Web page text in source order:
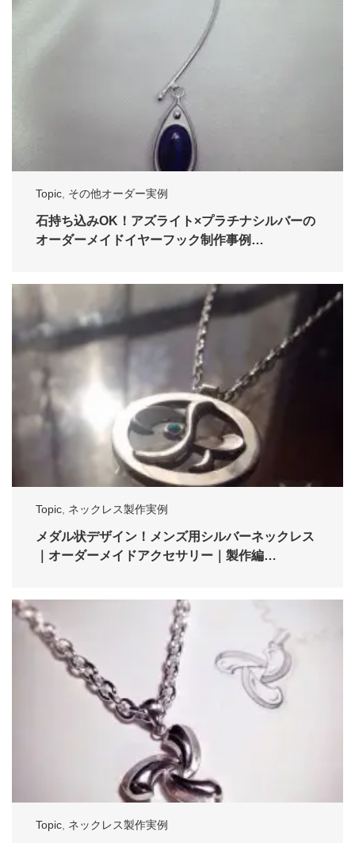
Topic その他オーダー実例
石持ち込みOK！アズライト×プラチナシルバーの
オーダーメイドイヤーフック制作事例…
Topic ネックレス製作実例
メダル状デザイン！メンズ用シルバーネックレス
｜オーダーメイドアクセサリー｜製作編…
Topic ネックレス製作実例